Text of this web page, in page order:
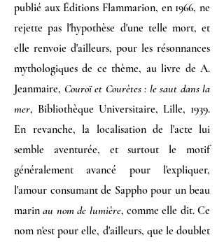
publié aux Éditions Flammarion, en 1966, ne
rejette pas l'hypothèse d'une telle mort, et
elle renvoie d'ailleurs, pour les résonnances
mythologiques de ce thème, au livre de A.
Jeanmaire, Couroï et Courètes : le saut dans la
mer, Bibliothèque Universi­taire, Lille, 1939.
En revanche, la localisation de l'acte lui
semble aventurée, et surtout le motif
généralement avancé pour l'expliquer,
l'amour consumant de Sappho pour un beau
marinau nom de lumière, comme elle dit. Ce
nom n'est pour elle, d'ailleurs, que le doublet